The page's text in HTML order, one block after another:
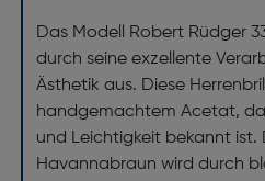
Das Modell Robert Rüdger
durch seine exzellente
Ästhetik aus. Diese
handgemachtem Acetat,
und Leichtigkeit bekannt ist.
Havannabraun wird durch